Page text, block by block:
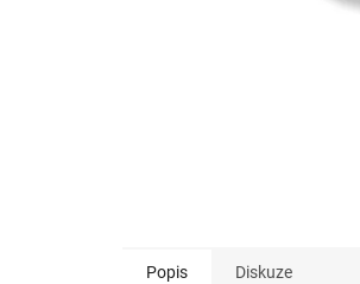
Popis Diskuze